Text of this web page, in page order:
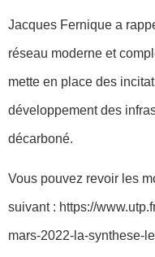
Jacques Fernique a
réseau moderne et
mette en place des
développement des
décarboné.
Vous pouvez revoir les
suivant : https://
mars-2022-la-synthese-